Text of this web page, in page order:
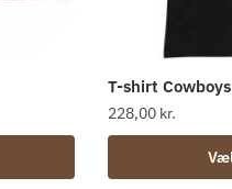
T-shirt
228,00 kr.
vare